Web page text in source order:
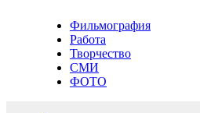
Фильмография
Работа
Творчество
СМИ
ФОТО